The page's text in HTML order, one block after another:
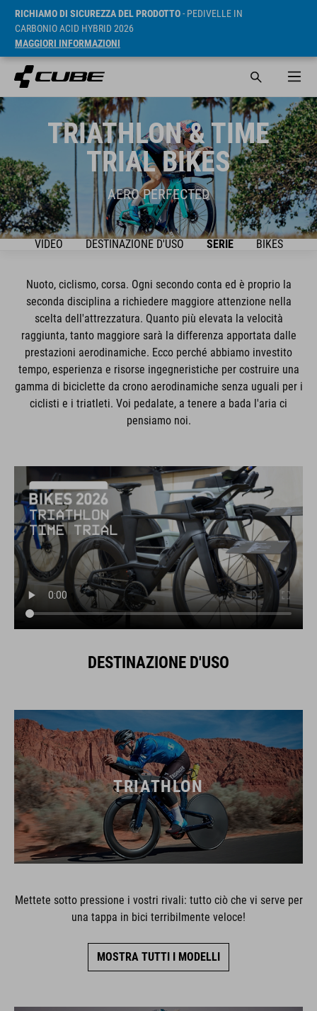
RICHIAMO DI SICUREZZA DEL PRODOTTO- PEDIVELLE IN
CARBONIO ACID HYBRID 2026
MAGGIORI INFORMAZIONI
TRIATHLON & TIME
TRIAL BIKES
AERO PERFECTED
VIDEO DESTINAZIONE D'USO SERIE BIKES
Nuoto, ciclismo, corsa. Ogni secondo conta ed è proprio la
seconda disciplina a richiedere maggiore attenzione nella
scelta dell'attrezzatura. Quanto più elevata la velocità
raggiunta, tanto maggiore sarà la differenza apportata dalle
prestazioni aerodinamiche. Ecco perché abbiamo investito
tempo, esperienza e risorse ingegneristiche per costruire una
gamma di biciclette da crono aerodinamiche senza uguali per i
ciclisti e i triatleti. Voi pedalate, a tenere a bada l'aria ci
pensiamo noi.
DESTINAZIONE D'USO
TRIATHLON
Mettete sotto pressione i vostri rivali: tutto ciò che vi serve per
una tappa in bici terribilmente veloce!
MOSTRA TUTTI I MODELLI